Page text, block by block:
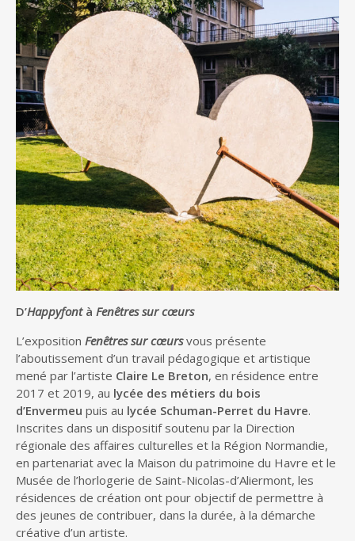
D’Happyfontà Fenêtres sur cœurs
L’exposition Fenêtres sur cœursvous présente
l’aboutissement d’un travail pédagogique et artistique
mené par l’artiste Claire Le Breton, en résidence entre
2017 et 2019, au lycée des métiers du bois
d’Envermeu puis au lycée Schuman-Perret du Havre.
Inscrites dans un dispositif soutenu par la Direction
régionale des affaires culturelles et la Région Normandie,
en partenariat avec la Maison du patrimoine du Havre et le
Musée de l’horlogerie de Saint-Nicolas-d’Aliermont, les
résidences de création ont pour objectif de permettre à
des jeunes de contribuer, dans la durée, à la démarche
créative d’un artiste.